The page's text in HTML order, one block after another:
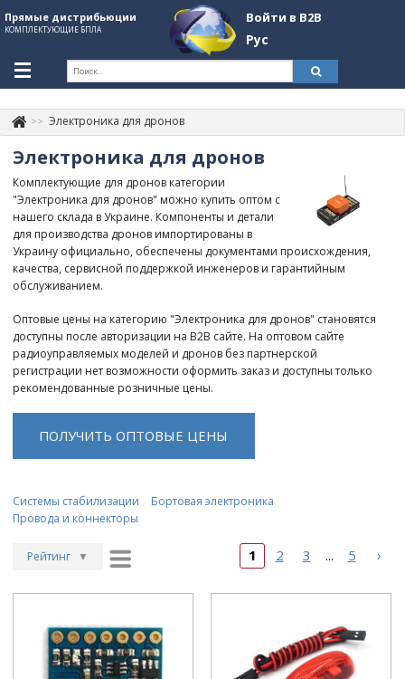
Прямые дистрибьюции
КОМПЛЕКТУЮЩИЕ БПЛА
Войти в B2B
Рус
+380507774092 Контакты
About Company
Обзоры
Категории
Бренды
Войти в B2B
Стать партнером
Электроника для дронов
Электроника для дронов
Комплектующие для дронов категории
"Электроника для дронов" можно купить оптом с
нашего склада в Украине. Компоненты и детали
для производства дронов импортированы в
Украину официально, обеспечены документами происхождения,
качества, сервисной поддержкой инженеров и гарантийным
обслуживанием.
Оптовые цены на категорию "Электроника для дронов" становятся
доступны после авторизации на B2B сайте. На оптовом сайте
радиоуправляемых моделей и дронов без партнерской
регистрации нет возможности оформить заказ и доступны только
рекомендованные розничные цены.
ПОЛУЧИТЬ ОПТОВЫЕ ЦЕНЫ
Системы стабилизации
Бортовая электроника
Провода и коннекторы
Рейтинг ▼
Дата ▼
Цена ▲
1 2 3 ... 5 ›